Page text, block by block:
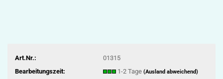
Art.Nr.:
01315
Bearbeitungszeit:
1-2 Tage (Ausland abweichend)